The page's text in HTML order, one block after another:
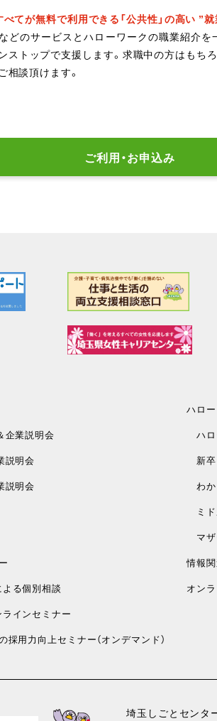
べてが無料で利用できる「公共性」の高い ”
どのサービスとハローワークの職業紹介を
ストップで支援します。求職中の方はもち
相談頂けます。
ご利用・お申込み
企業説明会
説明会
説明会
る個別相談
インセミナー
用力向上セミナー（オンデマンド）
ハロ
ハロ
新卒
わか
ミド
マザ
情報
オン
埼玉しごとセンタ